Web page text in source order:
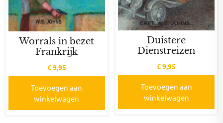
Worrals in bezet
Frankrijk
€9,95
Toevoegen aan
winkelwagen
Duistere
Dienstreizen
€9,95
Toevoegen aan
winkelwagen